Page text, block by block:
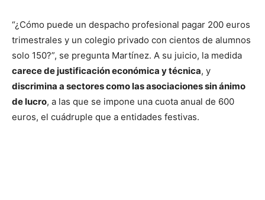
“¿Cómo puede un despacho profesional pagar 200 euros
trimestrales y un colegio privado con cientos de alumnos
solo 150?”, se pregunta Martínez. A su juicio, la medida
carece de justificación económica y técnica, y
discrimina a sectores como las asociaciones sin ánimo
de lucro, a las que se impone una cuota anual de 600
euros, el cuádruple que a entidades festivas.